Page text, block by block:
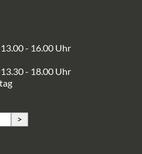
- 16.00 Uhr
- 18.00 Uhr
>